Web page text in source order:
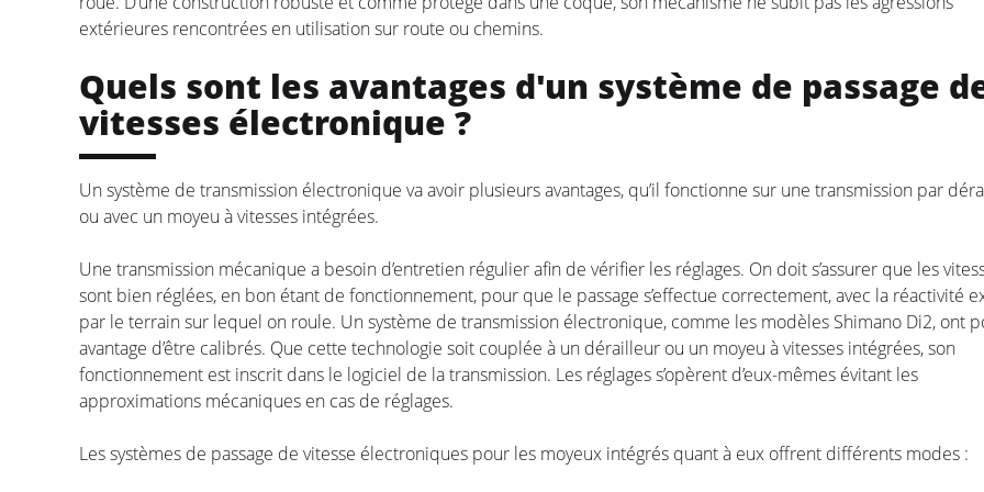
extérieures rencontrées en utilisation sur route ou chemins.
Quels sont les avantages d'un système de passage
vitesses électronique ?
Un système de transmission électronique va avoir plusieurs avantages, qu’il fonctionne sur une transmission par
ou avec un moyeu à vitesses intégrées.
Une transmission mécanique a besoin d’entretien régulier afin de vérifier les réglages. On doit s’assurer que les
sont bien réglées, en bon étant de fonctionnement, pour que le passage s’effectue correctement, avec la réactivité
par le terrain sur lequel on roule. Un système de transmission électronique, comme les modèles Shimano Di2, ont
avantage d’être calibrés. Que cette technologie soit couplée à un dérailleur ou un moyeu à vitesses intégrées, son
fonctionnement est inscrit dans le logiciel de la transmission. Les réglages s’opèrent d’eux-mêmes évitant les
approximations mécaniques en cas de réglages.
Les systèmes de passage de vitesse électroniques pour les moyeux intégrés quant à eux offrent différents modes :